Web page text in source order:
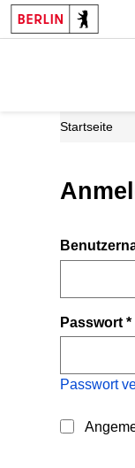
Startseite
Passwort*
Passwort